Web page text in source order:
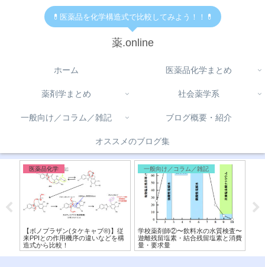
💊医薬品を化学構造式で比較してみよう！！💊
薬.online
ホーム 医薬品化学まとめ
薬剤学まとめ 社会薬学系
一般向け／コラム／雑記 ブログ概要・紹介
オススメのブログ集
医薬品化学
【ボノプラザン(タケキャブ®︎)】従
来PPIとの作用機序の違いなどを構
造式から比較！
一般向け／コラム／雑記
学校薬剤師②〜飲料水の水質検査〜
遊離残留塩素・結合残留塩素と消費
量・要求量